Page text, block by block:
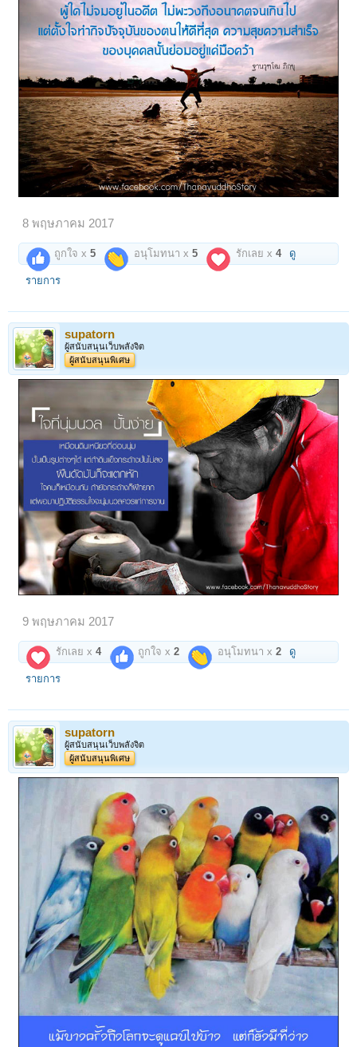
8 พฤษภาคม 2017
ถูกใจ x5 อนุโมทนา x5 รักเลย x4 ดู
รายการ
supatorn
ผู้สนับสนุนเว็บพลังจิต
ผู้สนับสนุนพิเศษ
9 พฤษภาคม 2017
รักเลย x4 ถูกใจ x2 อนุโมทนา x2 ดู
รายการ
supatorn
ผู้สนับสนุนเว็บพลังจิต
ผู้สนับสนุนพิเศษ